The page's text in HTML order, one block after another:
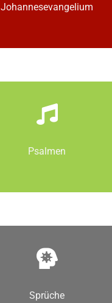
Johannes­­evangelium
Psalmen
Sprüche